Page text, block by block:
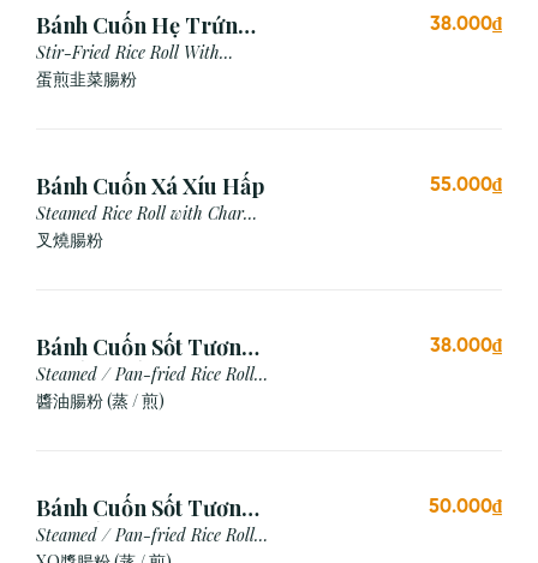
Bánh Cuốn Hẹ Trứng
Xào
Stir-Fried Rice Roll With
Chives & Egg
蛋煎⾲菜腸粉
38.000₫
Bánh Cuốn Xá Xíu Hấp
Steamed Rice Roll with Char
Siu
叉燒腸粉
55.000₫
Bánh Cuốn Sốt Tương
Xì Dầu (Hấp/Chiên)
Steamed / Pan-fried Rice Roll
with Soy Sauce
醬油腸粉 (蒸 / 煎)
38.000₫
Bánh Cuốn Sốt Tương
Xo (Hấp/Chiên)
Steamed / Pan-fried Rice Roll
50.000₫